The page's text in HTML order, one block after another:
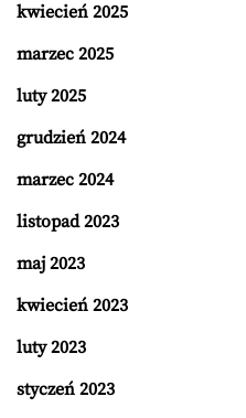
kwiecień 2025
marzec 2025
luty 2025
grudzień 2024
marzec 2024
listopad 2023
maj 2023
kwiecień 2023
luty 2023
styczeń 2023